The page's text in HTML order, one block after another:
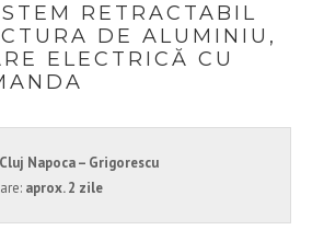
RETRACTABIL
DE ALUMINIU,
ELECTRICĂ CU
Cluj Napoca – Grigorescu
aprox. 2 zile